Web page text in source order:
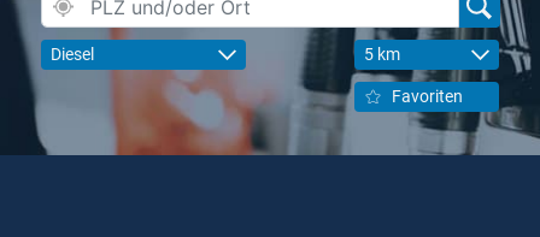
Diesel 5 km
Favoriten